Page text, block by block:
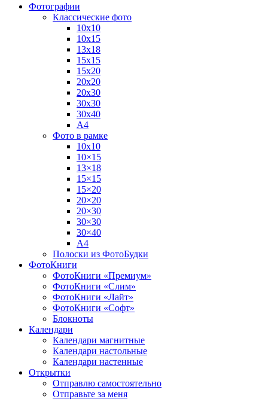
Фотографии
Классические фото
10х10
10х15
13х18
15х15
15х20
20х20
20х30
30х30
30х40
А4
Фото в рамке
10х10
10×15
13×18
15×15
15×20
20×20
20×30
30×30
30×40
A4
Полоски из ФотоБудки
ФотоКниги
ФотоКниги «Премиум»
ФотоКниги «Слим»
ФотоКниги «Лайт»
ФотоКниги «Софт»
Блокноты
Календари
Календари магнитные
Календари настольные
Календари настенные
Открытки
Отправлю самостоятельно
Отправьте за меня